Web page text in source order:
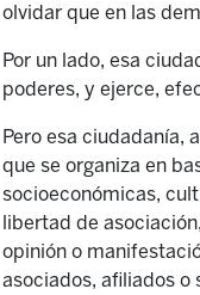
olvidar que en las
Por un lado, esa
poderes, y ejerce,
Pero esa ciudadanía,
que se organiza en
socioeconómicas,
libertad de
opinión o
asociados, afiliados